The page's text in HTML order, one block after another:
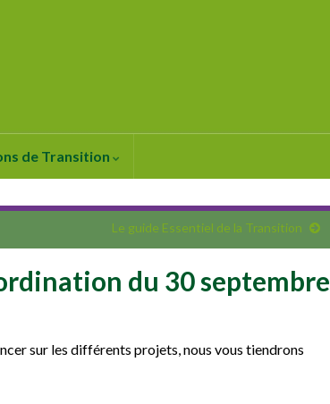
de Transition
Le guide Essentiel de la Transition
du 30 septembre
sur les différents projets, nous vous tiendrons